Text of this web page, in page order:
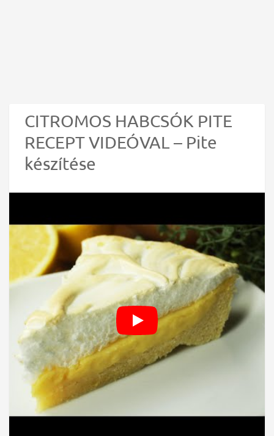
CITROMOS HABCSÓK PITE
RECEPT VIDEÓVAL – Pite
készítése